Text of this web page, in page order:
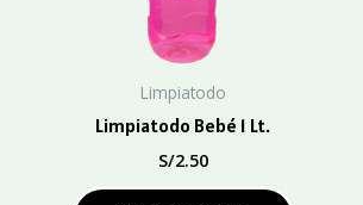
Limpiatodo
Limpiatodo Bebé 1 Lt.
S/2.50